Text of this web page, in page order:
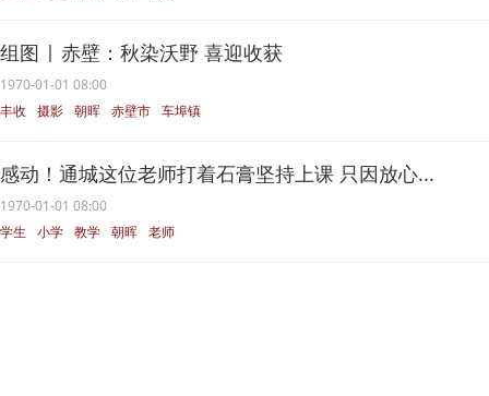
组图 | 赤壁：秋染沃野 喜迎收获
1970-01-01 08:00
丰收
摄影 朝晖 赤壁市 车埠镇
感动！通城这位老师打着石膏坚持上课 只因放心...
1970-01-01 08:00
学生
小学 教学 朝晖 老师